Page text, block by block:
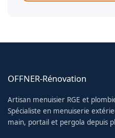
OFFNER-Rénovation
Artisan menuisier RGE et
Spécialiste en menuiserie
main, portail et pergola depuis